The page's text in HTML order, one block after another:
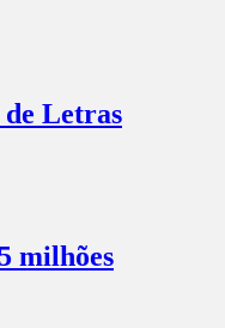
Letras
milhões